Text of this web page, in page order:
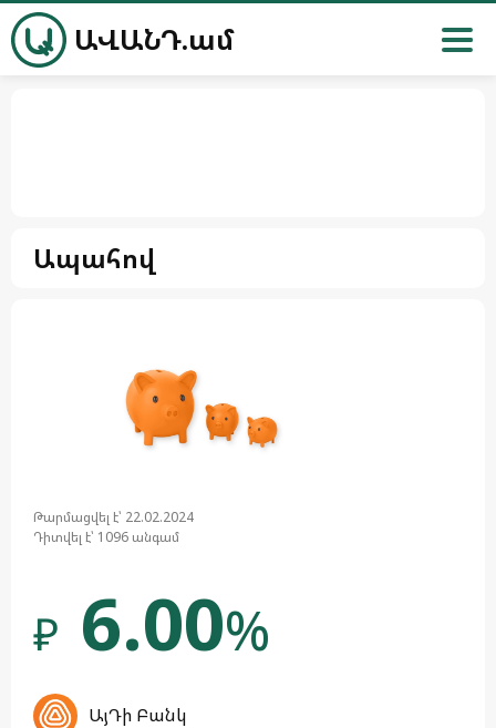
ԱՎԱՆԴ.ամ
Ապահով
Թարմացվել է՝ 22.02.2024
Դիտվել է՝ 1096 անգամ
₽ 6.00%
ԱյԴի Բանկ